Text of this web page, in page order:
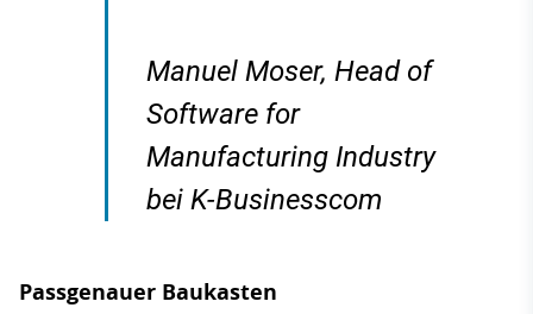
Manuel Moser, Head of
Software for
Manufacturing Industry
bei K-Businesscom
Passgenauer Baukasten